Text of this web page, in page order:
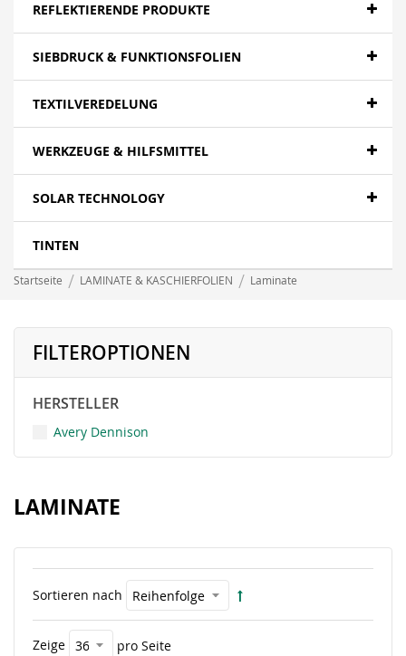
REFLEKTIERENDE PRODUKTE
SIEBDRUCK & FUNKTIONSFOLIEN
TEXTILVEREDELUNG
WERKZEUGE & HILFSMITTEL
SOLAR TECHNOLOGY
TINTEN
Startseite LAMINATE & KASCHIERFOLIEN Laminate
LAMINATE
Sortieren nach
Zeige pro Seite
FILTEROPTIONEN
HERSTELLER
Avery Dennison